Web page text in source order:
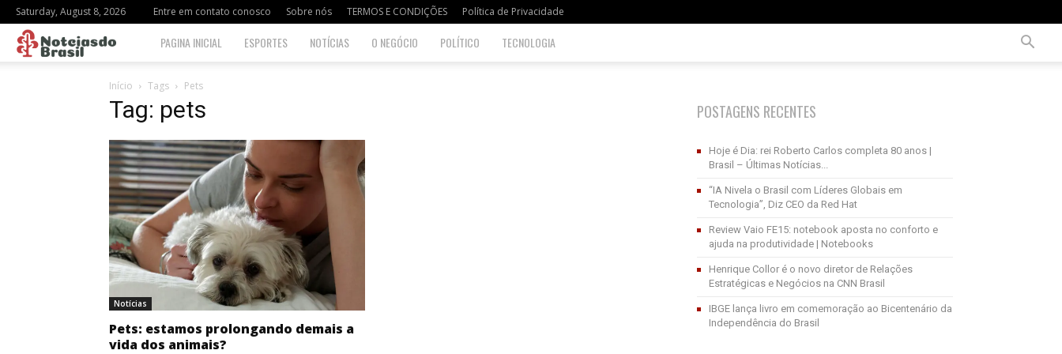
Saturday, August 8, 2026 Entre em contato conosco Sobre nós TERMOS E CONDIÇÕES Política de Privacidade
Notciasdo
Brasil
PAGINA INICIAL ESPORTES NOTÍCIAS O NEGÓCIO POLÍTICO TECNOLOGIA
Início Tags Pets
Tag: pets
Notícias
Pets: estamos prolongando demais a
vida dos animais?
POSTAGENS RECENTES
Hoje é Dia: rei Roberto Carlos completa 80 anos |
Brasil – Últimas Notícias...
“IA Nivela o Brasil com Líderes Globais em
Tecnologia”, Diz CEO da Red Hat
Review Vaio FE15: notebook aposta no conforto e
ajuda na produtividade | Notebooks
Henrique Collor é o novo diretor de Relações
Estratégicas e Negócios na CNN Brasil
IBGE lança livro em comemoração ao Bicentenário da
Independência do Brasil